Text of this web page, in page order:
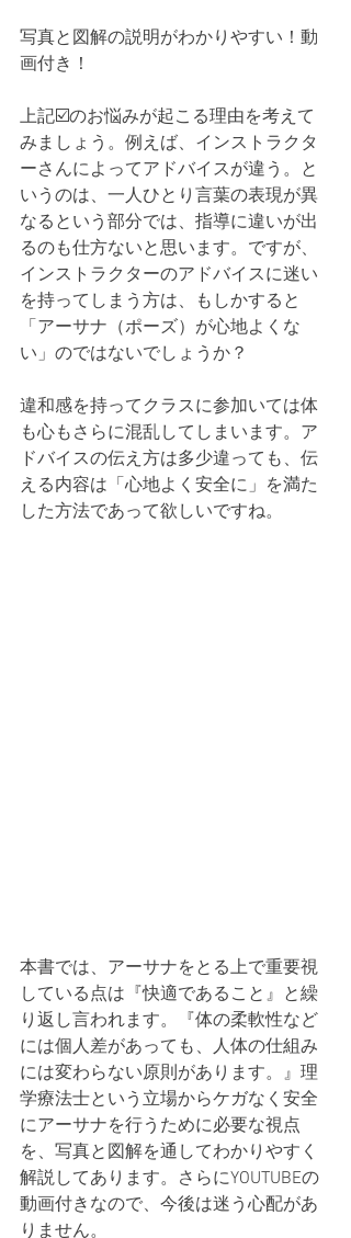
写真と図解の説明がわかりやすい！動
画付き！
上記☑️のお悩みが起こる理由を考えて
みましょう。例えば、インストラクタ
ーさんによってアドバイスが違う。と
いうのは、一人ひとり言葉の表現が異
なるという部分では、指導に違いが出
るのも仕方ないと思います。ですが、
インストラクターのアドバイスに迷い
を持ってしまう方は、もしかすると
「アーサナ（ポーズ）が心地よくな
い」のではないでしょうか？
違和感を持ってクラスに参加いては体
も心もさらに混乱してしまいます。ア
ドバイスの伝え方は多少違っても、伝
える内容は「心地よく安全に」を満た
した方法であって欲しいですね。
本書では、アーサナをとる上で重要視
している点は『快適であること』と繰
り返し言われます。『体の柔軟性など
には個人差があっても、人体の仕組み
には変わらない原則があります。』理
学療法士という立場からケガなく安全
にアーサナを行うために必要な視点
を、写真と図解を通してわかりやすく
解説してあります。さらにYOUTUBEの
動画付きなので、今後は迷う心配があ
りません。